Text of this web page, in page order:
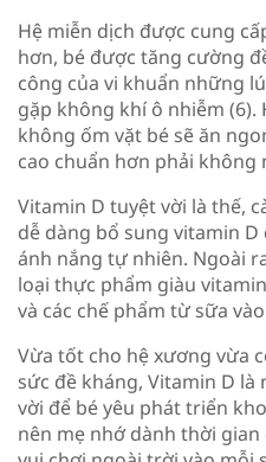
Hệ miễn dịch được cung
hơn, bé được tăng cường
công của vi khuẩn những
gặp không khí ô nhiễm
không ốm vặt bé sẽ ăn
cao chuẩn hơn phải không
Vitamin D tuyệt vời là thế,
dễ dàng bổ sung vitamin
ánh nắng tự nhiên. Ngoài
loại thực phẩm giàu
và các chế phẩm từ sữa
Vừa tốt cho hệ xương vừa
sức đề kháng, Vitamin D
vời để bé yêu phát triển
nên mẹ nhớ dành thời